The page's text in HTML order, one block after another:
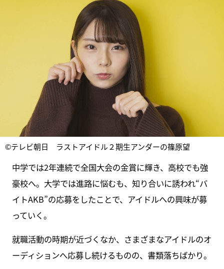
©テレビ朝日 ラストアイドル２期生アンダーの篠原望
中学では2年連続で全国大会の金賞に輝き、高校でも強
豪校へ。大学では進路に悩むも、知り合いに誘われ“バ
イトAKB”の応募をしたことで、アイドルへの興味が募
っていく。
就職活動の時期が近づくなか、さまざまなアイドルのオ
ーディションへ応募し続けるものの、書類落ちばかり。